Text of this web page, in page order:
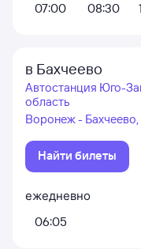
07:00
08:30
в Бахчеево
Автостанция Юго-
область
Воронеж -
Найти билеты
ежедневно
06:05